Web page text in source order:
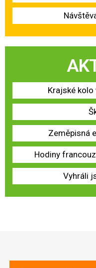
Krajské kolo
Zeměpisná
Hodiny
Vyhráli